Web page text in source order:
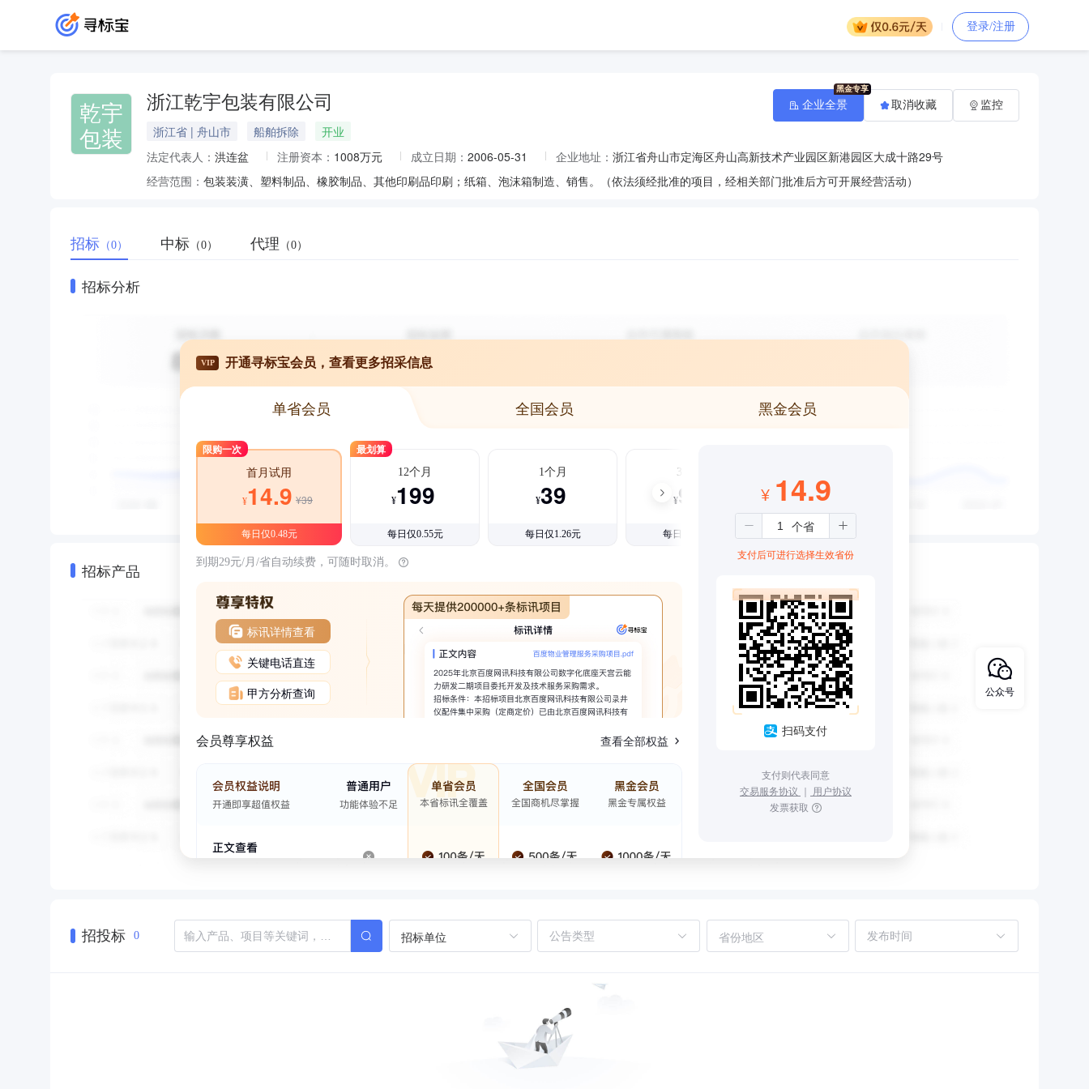
登录/注册
乾宇
包装
浙江乾宇包装有限公司
浙江省 | 舟山市 船舶拆除
开业
法定代表人： 洪连盆 注册资本： 1008万元 成立日期： 2006-05-31 企业地址： 浙江省舟山市定海区舟山高新技术产业园区新港园区大成十路29号
经营范围： 包装装潢、塑料制品、橡胶制品、其他印刷品印刷；纸箱、泡沫箱制造、销售。（依法须经批准的项目，经相关部门批准后方可开展经营活动）
企业全景 取消收藏 监控
招标 （0） 中标 （0） 代理 （0）
招标分析
招标产品
VIP 开通寻标宝会员，查看更多招采信息
单省会员 全国会员 黑金会员
限购一次
首月试用
¥14.9 ¥39
每日仅0.48元
最划算
12个月
¥199
每日仅0.55元
1个月
¥39
每日仅1.26元
3个月
¥99
每日仅1.08元
到期29元/月/省自动续费，可随时取消。
标讯详情查看
关键电话直连
甲方分析查询
会员尊享权益 查看全部权益
¥ 14.9
支付后可进行选择生效省份
扫码支付
支付则代表同意
交易服务协议 ｜ 用户协议
发票获取
招投标 0 招标单位 省份地区
公众号